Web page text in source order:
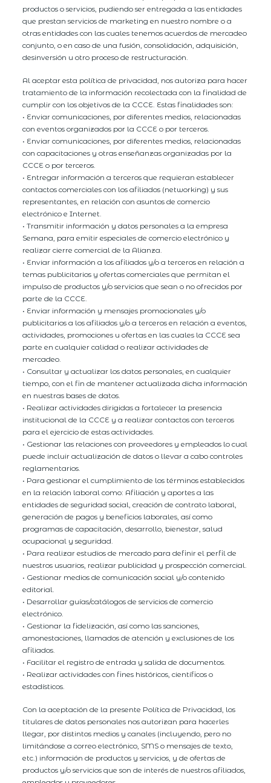
productos o servicios, pudiendo ser entregada a las entidades
que prestan servicios de marketing en nuestro nombre o a
otras entidades con las cuales tenemos acuerdos de mercadeo
conjunto, o en caso de una fusión, consolidación, adquisición,
desinversión u otro proceso de restructuración.
Al aceptar esta política de privacidad, nos autoriza para hacer
tratamiento de la información recolectada con la finalidad de
cumplir con los objetivos de la CCCE. Estas finalidades son:
• Enviar comunicaciones, por diferentes medios, relacionadas
con eventos organizados por la CCCE o por terceros.
• Enviar comunicaciones, por diferentes medios, relacionadas
con capacitaciones y otras enseñanzas organizadas por la
CCCE o por terceros.
• Entregar información a terceros que requieran establecer
contactos comerciales con los afiliados (networking) y sus
representantes, en relación con asuntos de comercio
electrónico e Internet.
• Transmitir información y datos personales a la empresa
Semana, para emitir especiales de comercio electrónico y
realizar cierre comercial de la Alianza.
• Enviar información a los afiliados y/o a terceros en relación a
temas publicitarios y ofertas comerciales que permitan el
impulso de productos y/o servicios que sean o no ofrecidos por
parte de la CCCE.
• Enviar información y mensajes promocionales y/o
publicitarios a los afiliados y/o a terceros en relación a eventos,
actividades, promociones u ofertas en las cuales la CCCE sea
parte en cualquier calidad o realizar actividades de
mercadeo.
• Consultar y actualizar los datos personales, en cualquier
tiempo, con el fin de mantener actualizada dicha información
en nuestras bases de datos.
• Realizar actividades dirigidas a fortalecer la presencia
institucional de la CCCE y a realizar contactos con terceros
para el ejercicio de estas actividades.
• Gestionar las relaciones con proveedores y empleados lo cual
puede incluir actualización de datos o llevar a cabo controles
reglamentarios.
• Para gestionar el cumplimiento de los términos establecidos
en la relación laboral como: Afiliación y aportes a las
entidades de seguridad social, creación de contrato laboral,
generación de pagos y beneficios laborales, así como
programas de capacitación, desarrollo, bienestar, salud
ocupacional y seguridad.
• Para realizar estudios de mercado para definir el perfil de
nuestros usuarios, realizar publicidad y prospección comercial.
• Gestionar medios de comunicación social y/o contenido
editorial.
• Desarrollar guías/catálogos de servicios de comercio
electrónico.
• Gestionar la fidelización, así como las sanciones,
amonestaciones, llamados de atención y exclusiones de los
afiliados.
• Facilitar el registro de entrada y salida de documentos.
• Realizar actividades con fines históricos, científicos o
estadísticos.
Con la aceptación de la presente Política de Privacidad, los
titulares de datos personales nos autorizan para hacerles
llegar, por distintos medios y canales (incluyendo, pero no
limitándose a correo electrónico, SMS o mensajes de texto,
etc.) información de productos y servicios, y de ofertas de
productos y/o servicios que son de interés de nuestros afiliados,